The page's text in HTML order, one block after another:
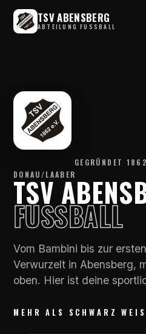
TSV ABENSBERG
ABTEILUNG FUSSBALL
GEGRÜNDET
DONAU/LAABER
TSV
FUSSBALL
Vom Bambini bis zur
Verwurzelt in Abensberg,
oben. Hier ist deine
MEHR ALS SCHWARZ